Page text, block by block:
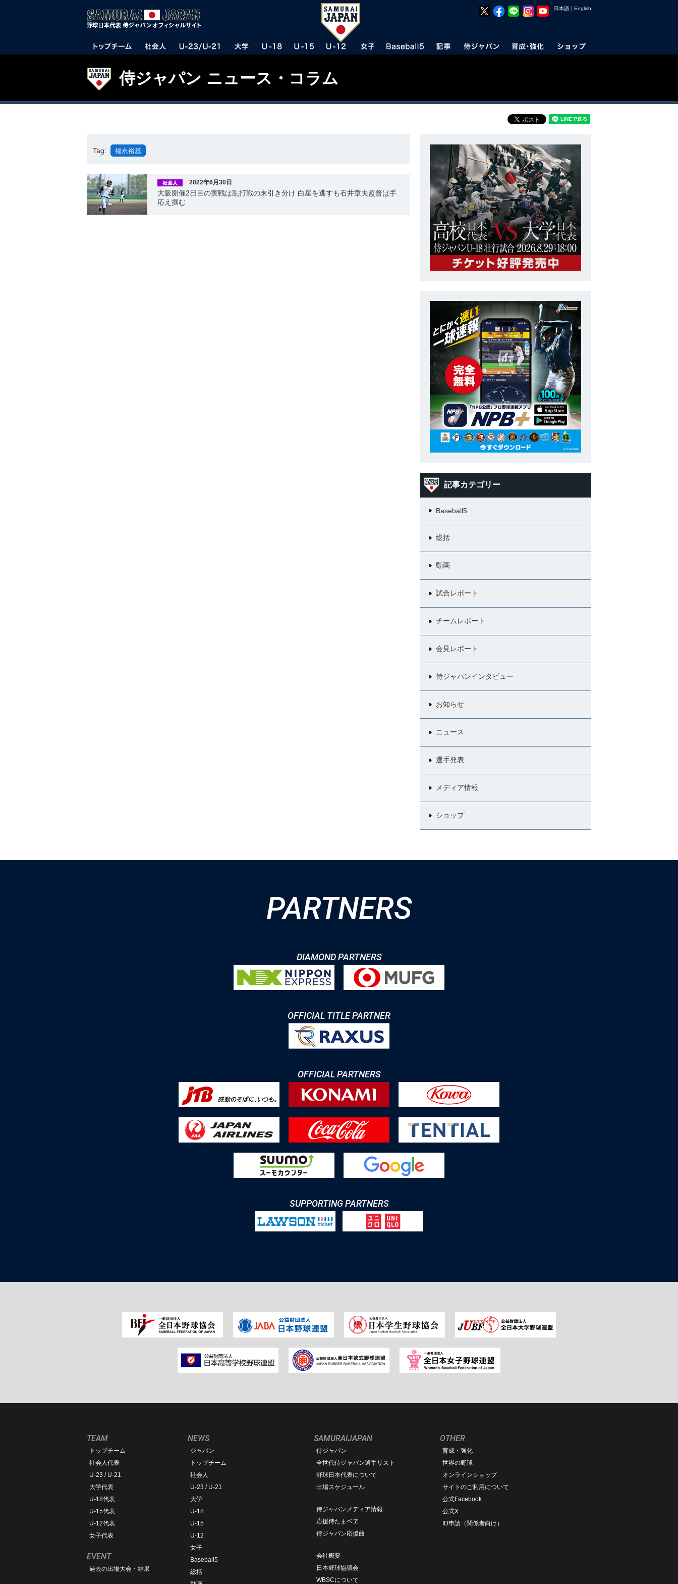
日本語 ｜ English
侍ジャパン ニュース・コラム
Tag: 福永裕基
2022年6月30日
大阪開催2日目の実戦は乱打戦の末引き分け 白星を逃すも石井章夫監督は手
応え掴む
記事カテゴリー
Baseball5
総括
動画
試合レポート
チームレポート
会見レポート
侍ジャパンインタビュー
お知らせ
ニュース
選手発表
メディア情報
ショップ
PARTNERS
DIAMOND PARTNERS
OFFICIAL TITLE PARTNER
OFFICIAL PARTNERS
SUPPORTING PARTNERS
TEAM
トップチーム
社会人代表
U-23 / U-21
大学代表
U-18代表
U-15代表
U-12代表
女子代表
EVENT
過去の出場大会・結果
NEWS
ジャパン
トップチーム
社会人
U-23 / U-21
大学
U-18
U-15
U-12
女子
Baseball5
総括
SAMURAIJAPAN
侍ジャパン
全世代侍ジャパン選手リスト
野球日本代表について
出場スケジュール
侍ジャパンメディア情報
応援侍たまベヱ
侍ジャパン応援曲
会社概要
日本野球協議会
WBSCについて
OTHER
育成・強化
世界の野球
オンラインショップ
サイトのご利用について
公式Facebook
公式X
ID申請（関係者向け）